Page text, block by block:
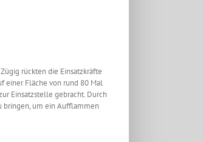
rückten die Einsatzkräfte
einer Fläche von rund 80 Mal
Einsatzstelle gebracht. Durch
bringen, um ein Aufflammen